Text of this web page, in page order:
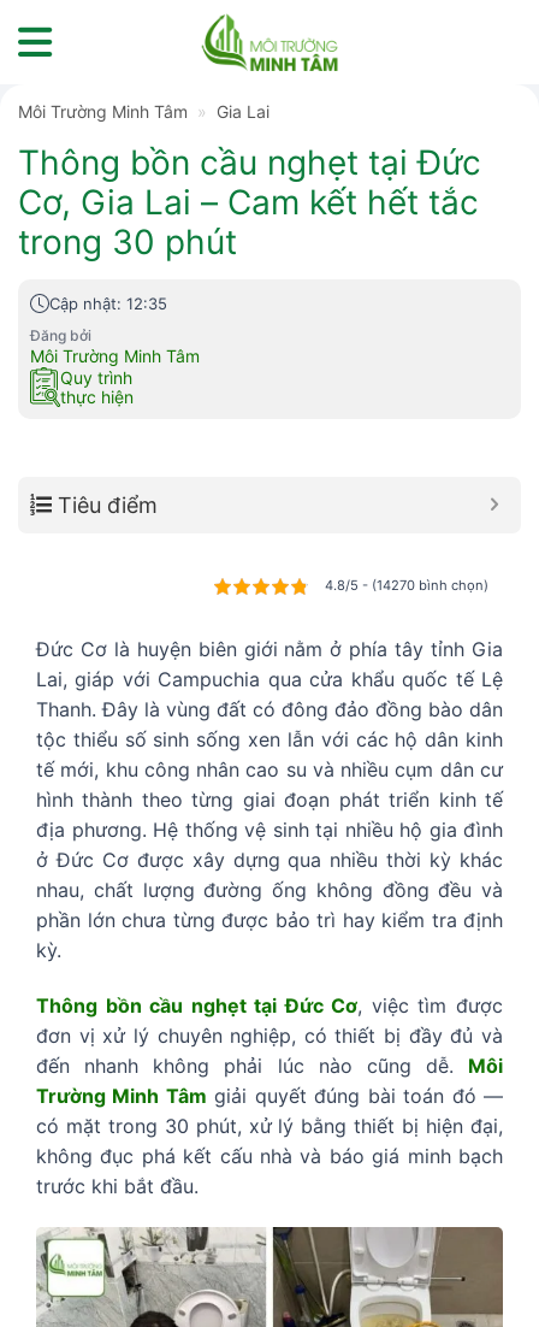
to
Môi Trường Minh Tâm » Gia Lai
Thông bồn cầu nghẹt tại Đức
Cơ, Gia Lai – Cam kết hết tắc
trong 30 phút
Cập nhật: 12:35
Đăng bởi
Môi Trường Minh Tâm
Quy trình
thực hiện
Tiêu điểm
4.8/5 - (14270 bình chọn)
Đức Cơ là huyện biên giới nằm ở phía tây tỉnh Gia
Lai, giáp với Campuchia qua cửa khẩu quốc tế Lệ
Thanh. Đây là vùng đất có đông đảo đồng bào dân
tộc thiểu số sinh sống xen lẫn với các hộ dân kinh
tế mới, khu công nhân cao su và nhiều cụm dân cư
hình thành theo từng giai đoạn phát triển kinh tế
địa phương. Hệ thống vệ sinh tại nhiều hộ gia đình
ở Đức Cơ được xây dựng qua nhiều thời kỳ khác
nhau, chất lượng đường ống không đồng đều và
phần lớn chưa từng được bảo trì hay kiểm tra định
kỳ.
Thông bồn cầu nghẹt tại Đức Cơ, việc tìm được
đơn vị xử lý chuyên nghiệp, có thiết bị đầy đủ và
đến nhanh không phải lúc nào cũng dễ. Môi
Trường Minh Tâm giải quyết đúng bài toán đó —
có mặt trong 30 phút, xử lý bằng thiết bị hiện đại,
không đục phá kết cấu nhà và báo giá minh bạch
trước khi bắt đầu.